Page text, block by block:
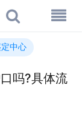
中心
吗?具体流